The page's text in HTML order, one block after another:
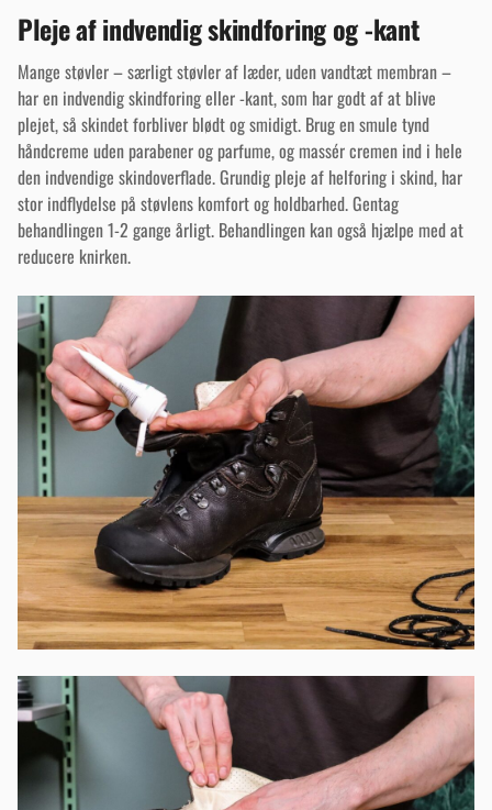
Pleje af indvendig skindforing og -kant
Mange støvler – særligt støvler af læder, uden vandtæt membran –
har en indvendig skindforing eller -kant, som har godt af at blive
plejet, så skindet forbliver blødt og smidigt. Brug en smule tynd
håndcreme uden parabener og parfume, og massér cremen ind i hele
den indvendige skindoverflade. Grundig pleje af helforing i skind, har
stor indflydelse på støvlens komfort og holdbarhed. Gentag
behandlingen 1-2 gange årligt. Behandlingen kan også hjælpe med at
reducere knirken.